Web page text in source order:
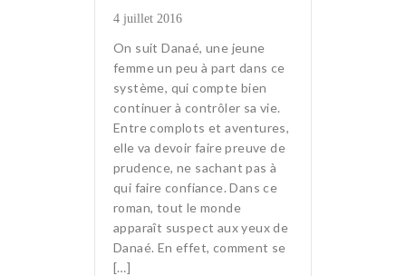
4 juillet 2016
On suit Danaé, une jeune
femme un peu à part dans ce
système, qui compte bien
continuer à contrôler sa vie.
Entre complots et aventures,
elle va devoir faire preuve de
prudence, ne sachant pas à
qui faire confiance. Dans ce
roman, tout le monde
apparaît suspect aux yeux de
Danaé. En effet, comment se
[…]